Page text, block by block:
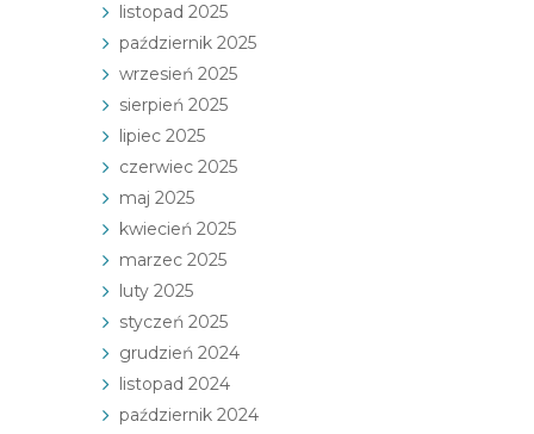
listopad 2025
październik 2025
wrzesień 2025
sierpień 2025
lipiec 2025
czerwiec 2025
maj 2025
kwiecień 2025
marzec 2025
luty 2025
styczeń 2025
grudzień 2024
listopad 2024
październik 2024